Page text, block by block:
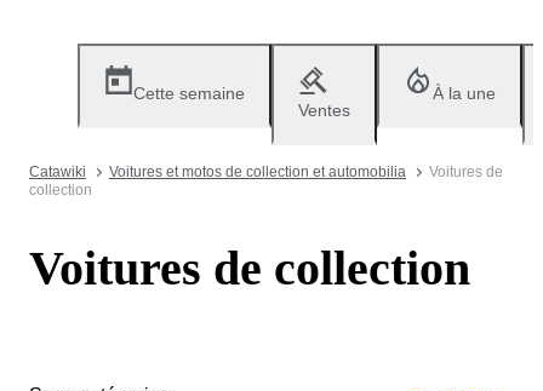
Cette semaine
Ventes
À la une
Catawiki Voitures et motos de collection et automobilia
Voitures de
collection
Voitures de collection